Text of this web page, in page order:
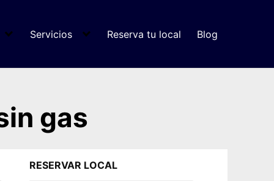
Servicios Reserva tu local Blog
gas
RESERVAR LOCAL